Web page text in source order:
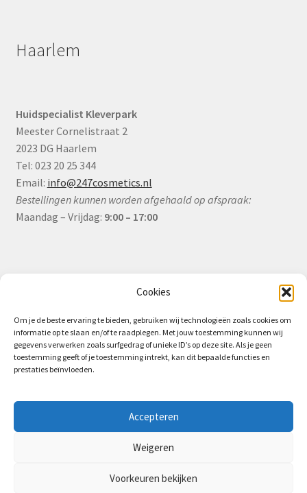
Cookies
Om je de beste ervaring te bieden, gebruiken wij technologieën zoals cookies om
informatie op te slaan en/of te raadplegen. Met jouw toestemming kunnen wij
gegevens verwerken zoals surfgedrag of unieke ID’s op deze site. Als je geen
toestemming geeft of je toestemming intrekt, kan dit bepaalde functies en
prestaties beïnvloeden.
Accepteren
Weigeren
Voorkeuren bekijken
Haarlem
Huidspecialist Kleverpark
Meester Cornelistraat 2
2023 DG Haarlem
Tel: 023 20 25 344
Email: info@247cosmetics.nl
Bestellingen kunnen worden afgehaald op afspraak:
Maandag – Vrijdag: 9:00 – 17:00
Algemene Voorwaarden (B2B)
Privacy & Cookiebeleid